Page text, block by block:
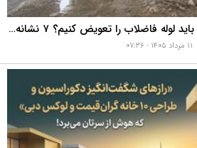
در بازسازی خانه، چه زمانی باید لوله فاضلاب را تعویض کنیم؟ ۷ نشانه‌ای که نباید نادیده بگیرید